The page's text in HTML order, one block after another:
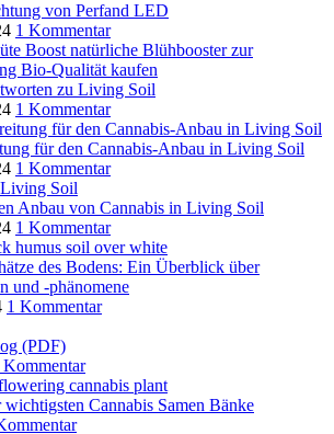
von Perfand LED
1 Kommentar
zu Living Soil
1 Kommentar
für den Cannabis-Anbau in Living Soil
1 Kommentar
Anbau von Cannabis in Living Soil
1 Kommentar
des Bodens: Ein Überblick über
und -phänomene
1 Kommentar
(PDF)
Kommentar
Cannabis Samen Bänke